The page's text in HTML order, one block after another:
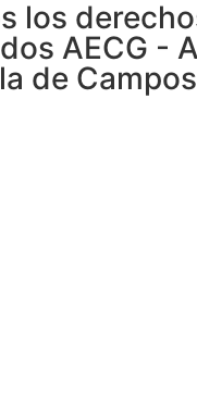
los
AECG -
de